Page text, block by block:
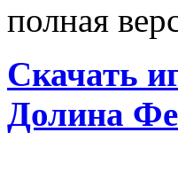
полная
Скачать
Долина